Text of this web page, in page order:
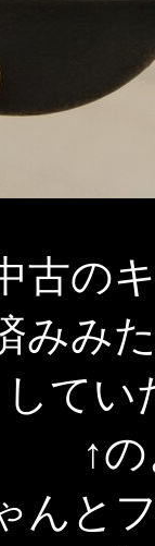
古の
みみ
してい
↑
んと